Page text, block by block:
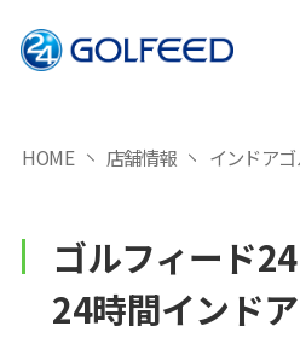
HOME 店舗情報 インドア
ゴルフィード
24時間インド